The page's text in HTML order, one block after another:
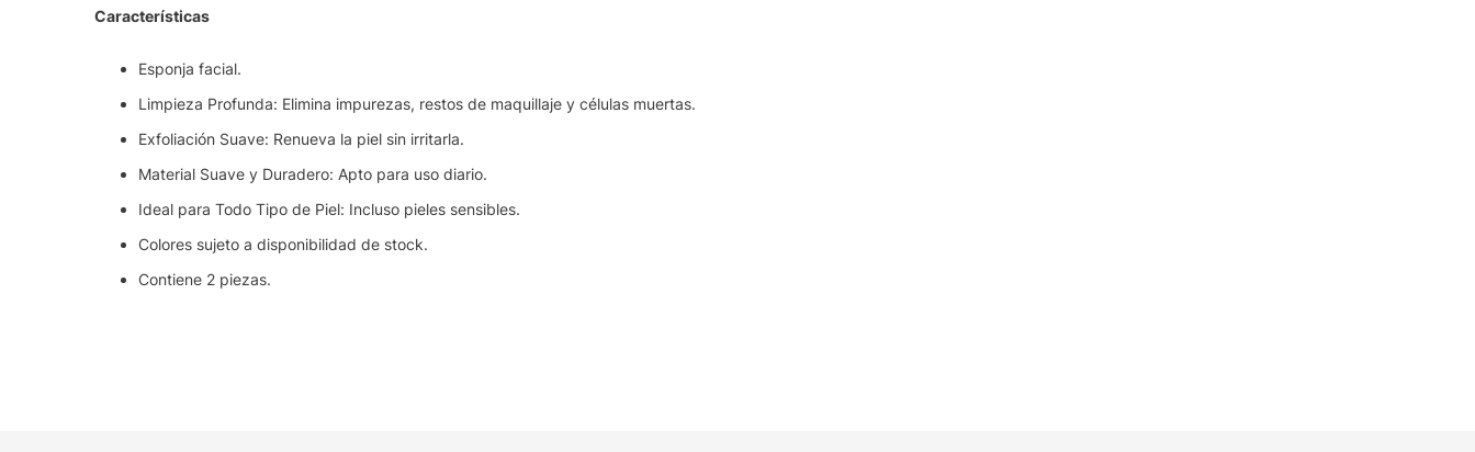
Características
Esponja facial.
Limpieza Profunda: Elimina impurezas, restos de maquillaje y células muertas.
Exfoliación Suave: Renueva la piel sin irritarla.
Material Suave y Duradero: Apto para uso diario.
Ideal para Todo Tipo de Piel: Incluso pieles sensibles.
Colores sujeto a disponibilidad de stock.
Contiene 2 piezas.